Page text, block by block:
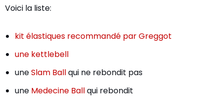
Voici la liste:
kit élastiques recommandé par Greggot
une kettlebell
uneSlam Ballqui ne rebondit pas
une Medecine Ballqui rebondit